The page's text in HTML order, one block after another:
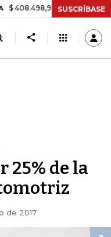
+$ 8.753,81 +2,19%
SUSCRÍBASE
25% de la
de 2017